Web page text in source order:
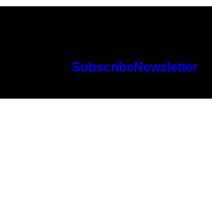
SubscribeNewsletter